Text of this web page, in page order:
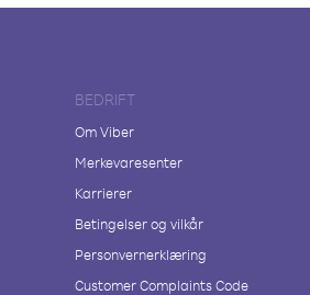
BEDRIFT
Om Viber
Merkevaresenter
Karrierer
Betingelser og vilkår
Personvernerklæring
Customer Complaints Code